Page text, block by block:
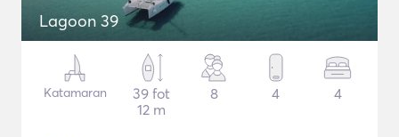
Lagoon 39
Katamaran
39 fot
12 m
8 4 4